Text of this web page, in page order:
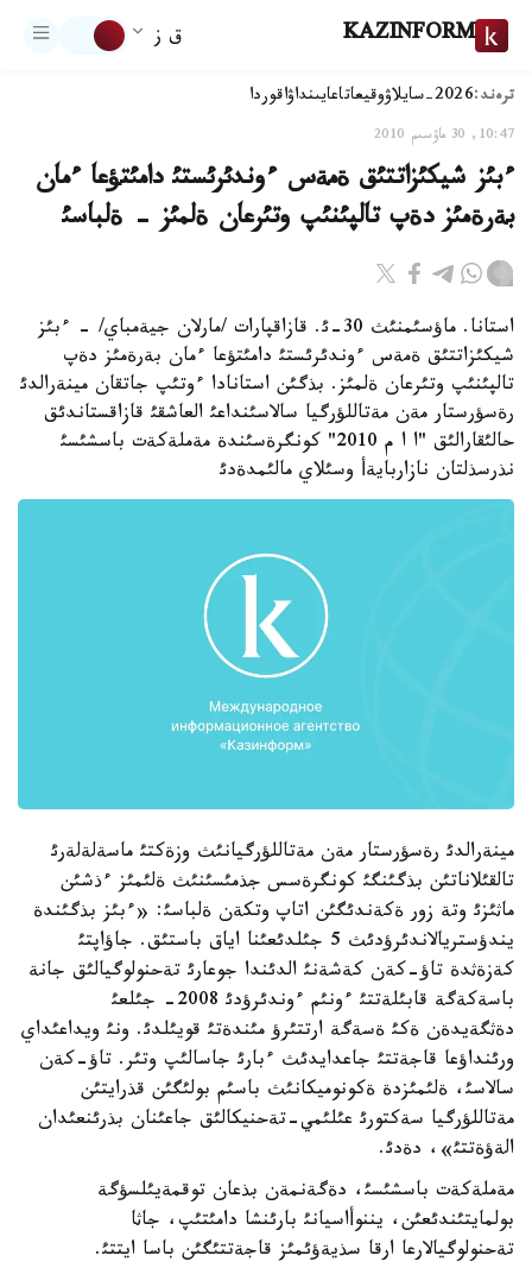
KAZINFORM ق ز
ترەند:2026-سايلاۋ وقيعاتاعايىنداۋاقوردا
10:47, 30 ماۋسىم 2010
ءبئز شيكئزاتتئق ةمةس ءوندئرئستئ دامئتؤعا ءمان
بةرةمئز دةپ تالپئنئپ وتئرعان ةلمئز - ةلباسئ
استانا. ماؤسئمنئث 30-ئ. قازاقپارات /مارلان جيةمباي/ - ءبئز
شيكئزاتتئق ةمةس ءوندئرئستئ دامئتؤعا ءمان بةرةمئز دةپ
تالپئنئپ وتئرعان ةلمئز. بذگئن استانادا ءوتئپ جاتقان مينةرالدئ
رةسؤرستار مةن مةتاللؤرگيا سالاسئنداعئ العاشقئ قازاقستاندئق
حالئقارالئق "ا ا م 2010" كونگرةسئندة مةملةكةت باسشئسئ
نذرسذلتان نازاربايةأ وسئلاي مالئمدةدئ
مينةرالدئ رةسؤرستار مةن مةتاللؤرگيانئث وزةكتئ ماسةلةلةرئ
تالقئلاناتئن بذگئنگئ كونگرةسس جذمئسئنئث ةلئمئز ءذشئن
ماثئزئ وتة زور ةكةندئگئن اتاپ وتكةن ةلباسئ: «ءبئز بذگئندة
يندؤستريالاندئرؤدئث 5 جئلدئعئنا اياق باستئق. جاؤاپتئ
كةزةثدة تاؤ-كةن كةشةنئ الدئندا جوعارئ تةحنولوگيالئق جانة
باسةكةگة قابئلةتتئ ءونئم ءوندئرؤدئ 2008- جئلعئ
دةثگةيدةن ةكئ ةسةگة ارتتئرؤ مئندةتئ قويئلدئ. ونئ ويداعئداي
ورئنداؤعا قاجةتتئ جاعدايدئث ءبارئ جاسالئپ وتئر. تاؤ-كةن
سالاسئ، ةلئمئزدة ةكونوميكانئث باسئم بولئگئن قذرايتئن
مةتاللؤرگيا سةكتورئ عئلئمي-تةحنيكالئق جاعئنان بذرئنعئدان
الةؤةتتئ»، دةدئ.
مةملةكةت باسشئسئ، دةگةنمةن بذعان توقمةيئلسؤگة
بولمايتئندئعئن، يننوأاسيانئ بارئنشا دامئتئپ، جاثا
تةحنولوگيالارعا ارقا سذيةؤئمئز قاجةتتئگئن باسا ايتتئ.